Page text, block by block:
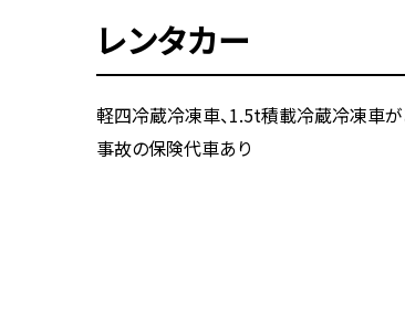
レンタカー
軽四冷蔵冷凍車、1.5t積載冷蔵冷凍車が
事故の保険代車あり